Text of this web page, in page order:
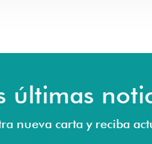
últimas
nueva carta y reciba